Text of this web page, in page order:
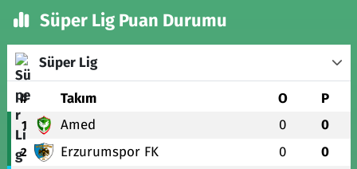
Süper Lig Puan Durumu
Süper Lig
# Takım O P
1 Amed 0 0
2 Erzurumspor FK 0 0